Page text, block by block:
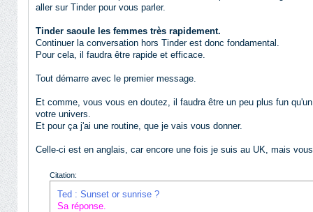
aller sur Tinder pour vous parler.
Tinder saoule les femmes très rapidement.
Continuer la conversation hors Tinder est donc fondamental.
Pour cela, il faudra être rapide et efficace.
Tout démarre avec le premier message.
Et comme, vous vous en doutez, il faudra être un peu plus fun
votre univers.
Et pour ça j'ai une routine, que je vais vous donner.
Celle-ci est en anglais, car encore une fois je suis au UK, mais
Citation:
Ted : Sunset or sunrise ?
Sa réponse.